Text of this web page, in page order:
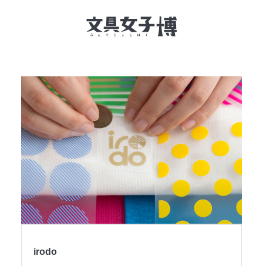
文具女子博とは
イベント一覧
NEWS
文具女子アワード
アイデアコンペ
レポート
irodo